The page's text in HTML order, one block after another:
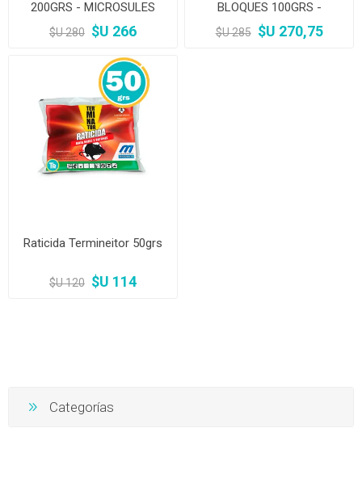
200GRS - MICROSULES
$U 280 $U 266
BLOQUES 100GRS -
MICROSULES
$U 285 $U 270,75
Raticida Termineitor 50grs
$U 120 $U 114
Categorías